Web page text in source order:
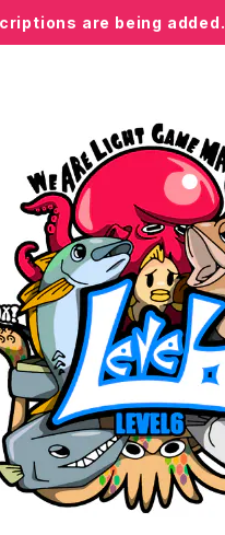
are being added.